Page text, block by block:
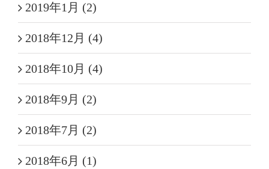
2019年1月 (2)
2018年12月 (4)
2018年10月 (4)
2018年9月 (2)
2018年7月 (2)
2018年6月 (1)